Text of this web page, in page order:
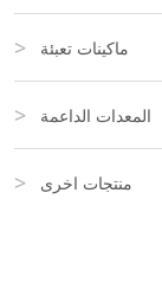
ماكينات تعبئة
المعدات الداعمة
منتجات اخرى